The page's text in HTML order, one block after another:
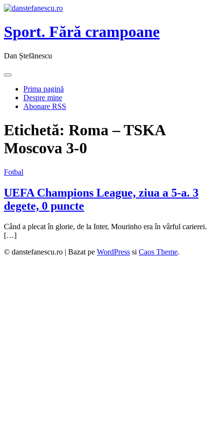
Sport. Fără crampoane
Dan Ștefănescu
Prima pagină
Despre mine
Abonare RSS
Etichetă: Roma – TSKA
Moscova 3-0
Fotbal
UEFA Champions League, ziua a 5-a. 3
degete, 0 puncte
Când a plecat în glorie, de la Inter, Mourinho era în vârful carierei.
[…]
© danstefanescu.ro | Bazat pe WordPress si Caos Theme.